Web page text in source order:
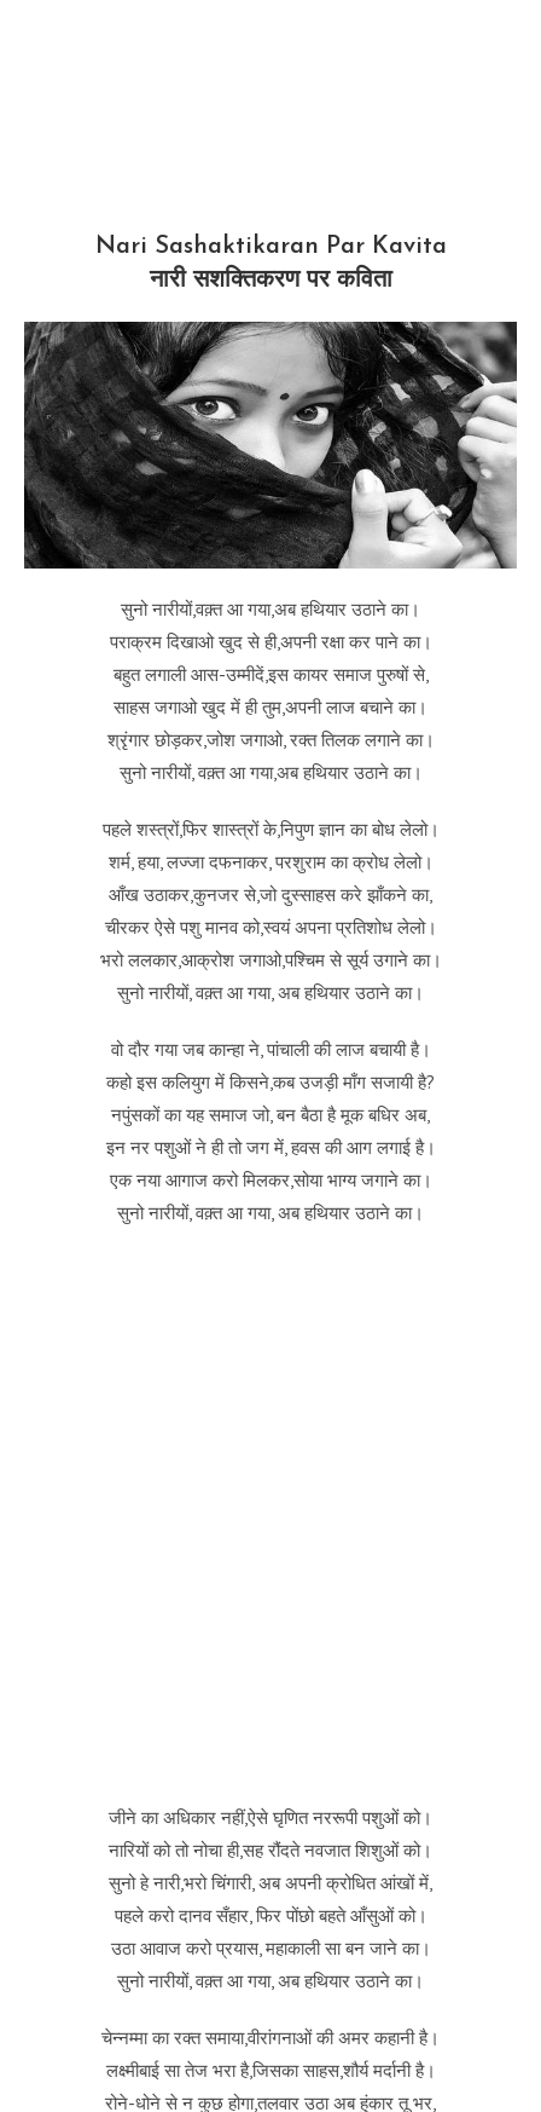
Nari Sashaktikaran Par Kavita
नारी सशक्तिकरण पर कविता
सुनो नारीयों,वक़्त आ गया,अब हथियार उठाने का।
पराक्रम दिखाओ खुद से ही,अपनी रक्षा कर पाने का।
बहुत लगाली आस-उम्मीदें,इस कायर समाज पुरुषों से,
साहस जगाओ खुद में ही तुम,अपनी लाज बचाने का।
श्रृंगार छोड़कर,जोश जगाओ, रक्त तिलक लगाने का।
सुनो नारीयों, वक़्त आ गया,अब हथियार उठाने का।
पहले शस्त्रों,फिर शास्त्रों के,निपुण ज्ञान का बोध लेलो।
शर्म, हया, लज्जा दफनाकर, परशुराम का क्रोध लेलो।
आँख उठाकर,कुनजर से,जो दुस्साहस करे झाँकने का,
चीरकर ऐसे पशु मानव को,स्वयं अपना प्रतिशोध लेलो।
भरो ललकार,आक्रोश जगाओ,पश्चिम से सूर्य उगाने का।
सुनो नारीयों, वक़्त आ गया, अब हथियार उठाने का।
वो दौर गया जब कान्हा ने, पांचाली की लाज बचायी है।
कहो इस कलियुग में किसने,कब उजड़ी माँग सजायी है?
नपुंसकों का यह समाज जो, बन बैठा है मूक बधिर अब,
इन नर पशुओं ने ही तो जग में, हवस की आग लगाई है।
एक नया आगाज करो मिलकर,सोया भाग्य जगाने का।
सुनो नारीयों, वक़्त आ गया, अब हथियार उठाने का।
जीने का अधिकार नहीं,ऐसे घृणित नररूपी पशुओं को।
नारियों को तो नोचा ही,सह रौंदते नवजात शिशुओं को।
सुनो हे नारी,भरो चिंगारी, अब अपनी क्रोधित आंखों में,
पहले करो दानव सँहार, फिर पोंछो बहते आँसुओं को।
उठा आवाज करो प्रयास, महाकाली सा बन जाने का।
सुनो नारीयों, वक़्त आ गया, अब हथियार उठाने का।
चेन्नम्मा का रक्त समाया,वीरांगनाओं की अमर कहानी है।
लक्ष्मीबाई सा तेज भरा है,जिसका साहस,शौर्य मर्दानी है।
रोने-धोने से न कुछ होगा,तलवार उठा अब हुंकार तू भर,